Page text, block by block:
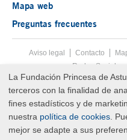
Mapa web
Preguntas frecuentes
Aviso legal Tecla de acceso 8
Contacto
Redes Sociales
© Copyright Sun Aug 09
La Fundación Princesa de
terceros con la finalidad de
fines estadísticos y de
nuestra política de cookies .
mejor se adapte a sus